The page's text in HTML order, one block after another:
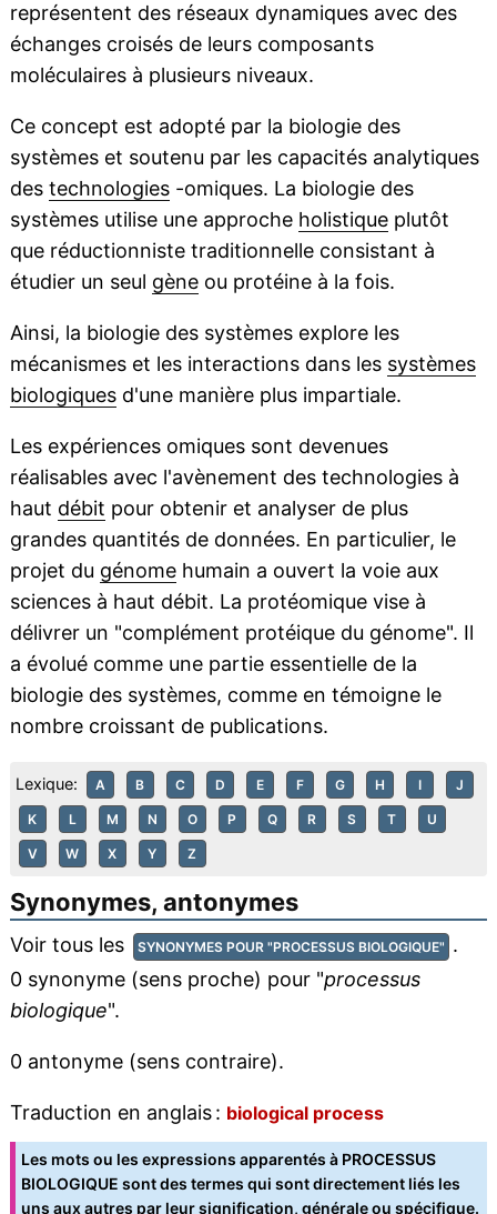
représentent des réseaux dynamiques avec des
échanges croisés de leurs composants
moléculaires à plusieurs niveaux.
Ce concept est adopté par la biologie des
systèmes et soutenu par les capacités analytiques
des technologies-omiques. La biologie des
systèmes utilise une approche holistiqueplutôt
que réductionniste traditionnelle consistant à
étudier un seul gèneou protéine à la fois.
Ainsi, la biologie des systèmes explore les
mécanismes et les interactions dans les systèmes
biologiquesd'une manière plus impartiale.
Les expériences omiques sont devenues
réalisables avec l'avènement des technologies à
haut débit pour obtenir et analyser de plus
grandes quantités de données. En particulier, le
projet du génomehumain a ouvert la voie aux
sciences à haut débit. La protéomique vise à
délivrer un "complément protéique du génome". Il
a évolué comme une partie essentielle de la
biologie des systèmes, comme en témoigne le
nombre croissant de publications.
Lexique: A B C D E F G H I J
K L M N O P Q R S T U
V W X Y Z
Synonymes, antonymes
Voir tous les SYNONYMES POUR "PROCESSUS BIOLOGIQUE" .
0 synonyme (sens proche) pour "processus
biologique".
0 antonyme (sens contraire).
Traduction en anglais : biological process
Les mots ou les expressions apparentés à PROCESSUS
BIOLOGIQUE sont des termes qui sont directement liés les
uns aux autres par leur signification, générale ou spécifique.